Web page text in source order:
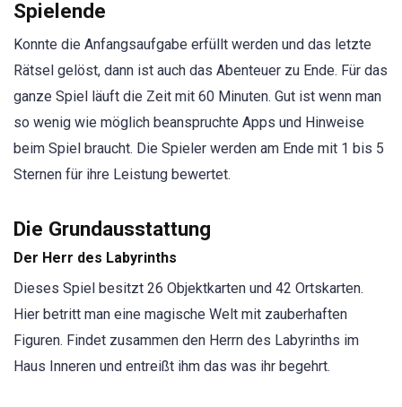
Spielende
Konnte die Anfangsaufgabe erfüllt werden und das letzte
Rätsel gelöst, dann ist auch das Abenteuer zu Ende. Für das
ganze Spiel läuft die Zeit mit 60 Minuten. Gut ist wenn man
so wenig wie möglich beanspruchte Apps und Hinweise
beim Spiel braucht. Die Spieler werden am Ende mit 1 bis 5
Sternen für ihre Leistung bewertet.
Die Grundausstattung
Der Herr des Labyrinths
Dieses Spiel besitzt 26 Objektkarten und 42 Ortskarten.
Hier betritt man eine magische Welt mit zauberhaften
Figuren. Findet zusammen den Herrn des Labyrinths im
Haus Inneren und entreißt ihm das was ihr begehrt.